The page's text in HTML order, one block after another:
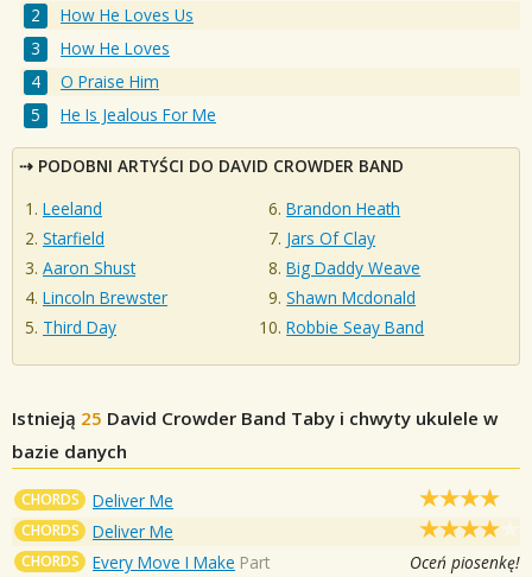
How He Loves Us
How He Loves
O Praise Him
He Is Jealous For Me
PODOBNI ARTYŚCI DO DAVID CROWDER BAND
Leeland
Starfield
Aaron Shust
Lincoln Brewster
Third Day
Brandon Heath
Jars Of Clay
Big Daddy Weave
Shawn Mcdonald
Robbie Seay Band
Istnieją 25 David Crowder Band Taby i chwyty ukulele w
bazie danych
CHORDS Deliver Me
CHORDS Deliver Me
CHORDS Every Move I Make Part Oceń piosenkę!